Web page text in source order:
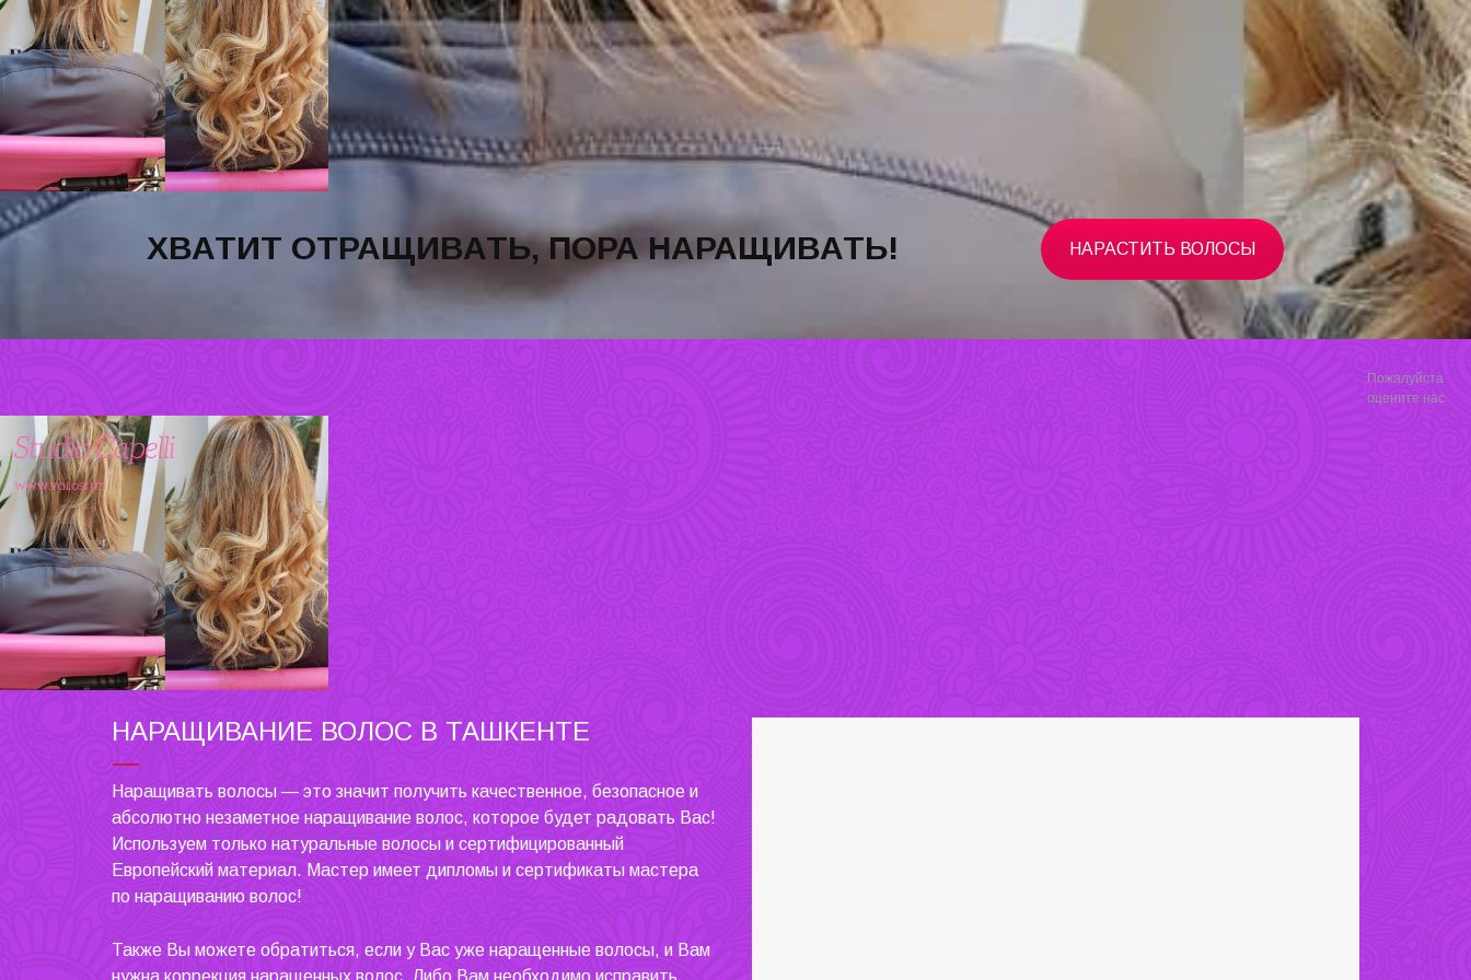
ХВАТИТ ОТРАЩИВАТЬ, ПОРА НАРАЩИВАТЬ! НАРАСТИТЬ ВОЛОСЫ
Пожалуйста
оцените нас
НАРАЩИВАНИЕ ВОЛОС В ТАШКЕНТЕ
Наращивать волосы — это значит получить качественное, безопасное и
абсолютно незаметное наращивание волос, которое будет радовать Вас!
Используем только натуральные волосы и сертифицированный
Европейский материал. Мастер имеет дипломы и сертификаты мастера
по наращиванию волос!
Также Вы можете обратиться, если у Вас уже наращенные волосы, и Вам